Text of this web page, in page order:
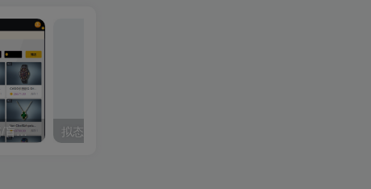
源码仿csgo盲盒游戏开箱/盲盒商城+视频教程 拟态个人主页UI源码开源